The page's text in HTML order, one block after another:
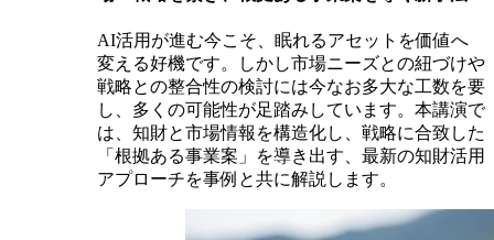
AI活用が進む今こそ、眠れるアセットを価値へ
変える好機です。しかし市場ニーズとの紐づけや
戦略との整合性の検討には今なお多大な工数を要
し、多くの可能性が足踏みしています。本講演で
は、知財と市場情報を構造化し、戦略に合致した
「根拠ある事業案」を導き出す、最新の知財活用
アプローチを事例と共に解説します。